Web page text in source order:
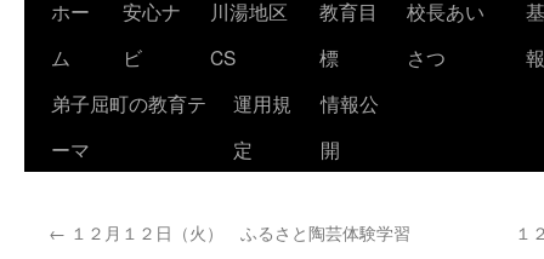
コ
ン
へ
ホー
ム
安心ナ
ビ
川湯地区
CS
教育目
標
校長あい
さつ
報
弟子屈町の教育テ
ーマ
運用規
定
情報公
開
← １２月１２日（火） ふるさと陶芸体験学習 １